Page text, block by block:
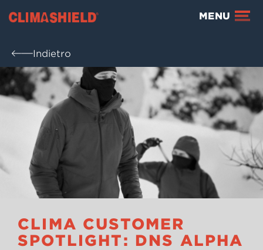
Climashield® MENU
Indietro
CLIMA CUSTOMER
SPOTLIGHT: DNS ALPHA